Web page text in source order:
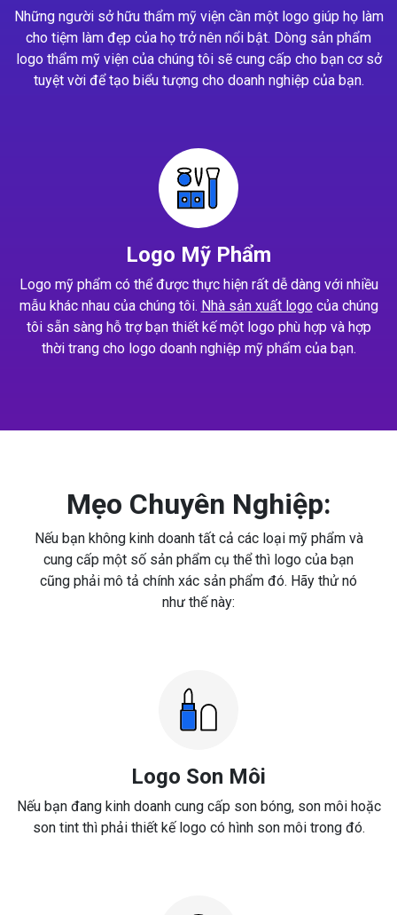
Những người sở hữu thẩm mỹ viện cần một logo giúp họ làm
cho tiệm làm đẹp của họ trở nên nổi bật. Dòng sản phẩm
logo thẩm mỹ viện của chúng tôi sẽ cung cấp cho bạn cơ sở
tuyệt vời để tạo biểu tượng cho doanh nghiệp của bạn.
Logo Mỹ Phẩm
Logo mỹ phẩm có thể được thực hiện rất dễ dàng với nhiều
mẫu khác nhau của chúng tôi. Nhà sản xuất logocủa chúng
tôi sẵn sàng hỗ trợ bạn thiết kế một logo phù hợp và hợp
thời trang cho logo doanh nghiệp mỹ phẩm của bạn.
Mẹo Chuyên Nghiệp:
Nếu bạn không kinh doanh tất cả các loại mỹ phẩm và
cung cấp một số sản phẩm cụ thể thì logo của bạn
cũng phải mô tả chính xác sản phẩm đó. Hãy thử nó
như thế này:
Logo Son Môi
Nếu bạn đang kinh doanh cung cấp son bóng, son môi hoặc
son tint thì phải thiết kế logo có hình son môi trong đó.